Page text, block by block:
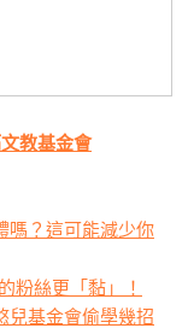
文教基金會
嗎？這可能減少你
粉絲更「黏」！
兒基金會偷學幾招